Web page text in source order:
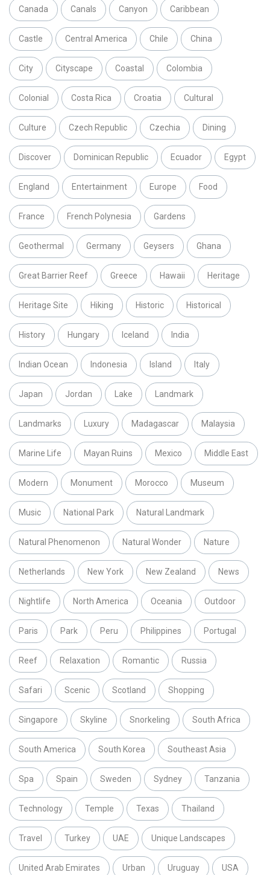
Canada Canals Canyon Caribbean
Castle Central America Chile China
City Cityscape Coastal Colombia
Colonial Costa Rica Croatia Cultural
Culture Czech Republic Czechia Dining
Discover Dominican Republic Ecuador Egypt
England Entertainment Europe Food
France French Polynesia Gardens
Geothermal Germany Geysers Ghana
Great Barrier Reef Greece Hawaii Heritage
Heritage Site Hiking Historic Historical
History Hungary Iceland India
Indian Ocean Indonesia Island Italy
Japan Jordan Lake Landmark
Landmarks Luxury Madagascar Malaysia
Marine Life Mayan Ruins Mexico Middle East
Modern Monument Morocco Museum
Music National Park Natural Landmark
Natural Phenomenon Natural Wonder Nature
Netherlands New York New Zealand News
Nightlife North America Oceania Outdoor
Paris Park Peru Philippines Portugal
Reef Relaxation Romantic Russia
Safari Scenic Scotland Shopping
Singapore Skyline Snorkeling South Africa
South America South Korea Southeast Asia
Spa Spain Sweden Sydney Tanzania
Technology Temple Texas Thailand
Travel Turkey UAE Unique Landscapes
United Arab Emirates Urban Uruguay USA